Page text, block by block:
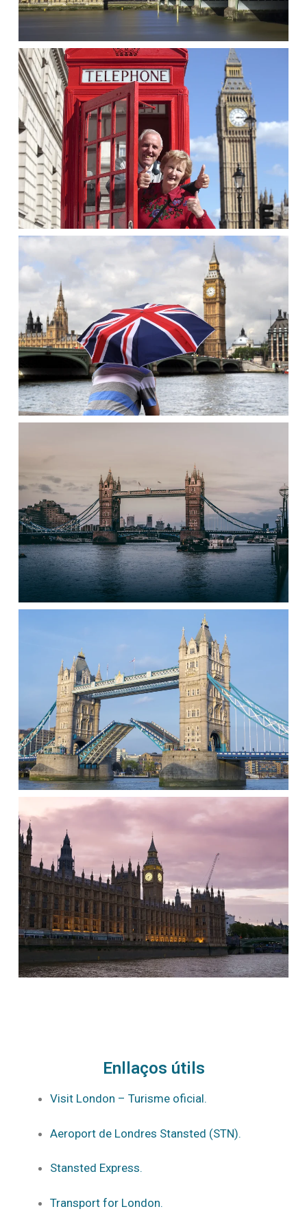
Enllaços útils
Visit London – Turisme oficial.
Aeroport de Londres Stansted (STN).
Stansted Express.
Transport for London.